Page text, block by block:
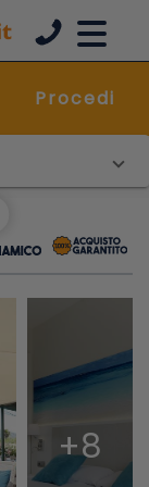
+8
Procedi